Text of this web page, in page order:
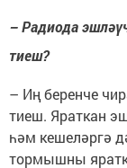
– Радиода
тиеш?
– Иң беренче
тиеш. Яраткан
һәм кешеләргә
тормышны